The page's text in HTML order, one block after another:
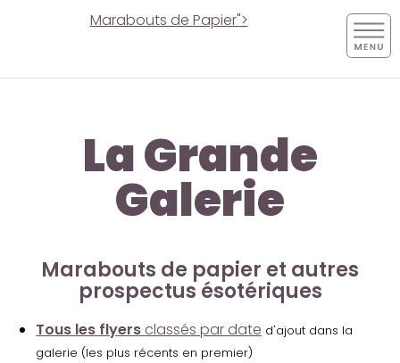
Marabouts de Papier">
La Grande
Galerie
Marabouts de papier et autres
prospectus ésotériques
Tous les flyers classés par date d'ajout dans la
galerie (les plus récents en premier)